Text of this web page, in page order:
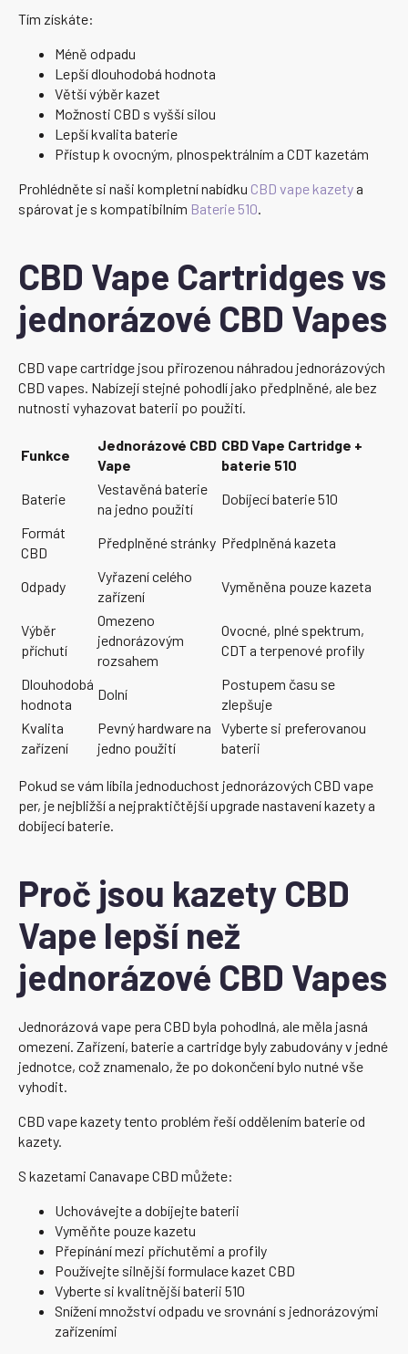
Tím získáte:
Méně odpadu
Lepší dlouhodobá hodnota
Větší výběr kazet
Možnosti CBD s vyšší silou
Lepší kvalita baterie
Přístup k ovocným, plnospektrálním a CDT kazetám
Prohlédněte si naši kompletní nabídku CBD vape kazetya
spárovat je s kompatibilním Baterie 510.
CBD Vape Cartridges vs
jednorázové CBD Vapes
CBD vape cartridge jsou přirozenou náhradou jednorázových
CBD vapes. Nabízejí stejné pohodlí jako předplněné, ale bez
nutnosti vyhazovat baterii po použití.
Funkce
Jednorázové CBD
Vape
CBD Vape Cartridge +
baterie 510
Baterie
Vestavěná baterie
na jedno použití
Dobíjecí baterie 510
Formát
CBD
Předplněné stránky Předplněná kazeta
Odpady
Vyřazení celého
zařízení
Vyměněna pouze kazeta
Výběr
příchutí
Omezeno
jednorázovým
rozsahem
Ovocné, plné spektrum,
CDT a terpenové profily
Dlouhodobá
hodnota
Dolní
Postupem času se
zlepšuje
Kvalita
zařízení
Pevný hardware na
jedno použití
Vyberte si preferovanou
baterii
Pokud se vám líbila jednoduchost jednorázových CBD vape
per, je nejbližší a nejpraktičtější upgrade nastavení kazety a
dobíjecí baterie.
Proč jsou kazety CBD
Vape lepší než
jednorázové CBD Vapes
Jednorázová vape pera CBD byla pohodlná, ale měla jasná
omezení. Zařízení, baterie a cartridge byly zabudovány v jedné
jednotce, což znamenalo, že po dokončení bylo nutné vše
vyhodit.
CBD vape kazety tento problém řeší oddělením baterie od
kazety.
S kazetami Canavape CBD můžete:
Uchovávejte a dobíjejte baterii
Vyměňte pouze kazetu
Přepínání mezi příchutěmi a profily
Používejte silnější formulace kazet CBD
Vyberte si kvalitnější baterii 510
Snížení množství odpadu ve srovnání s jednorázovými
zařízeními